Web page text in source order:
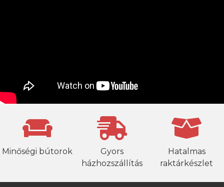
Minőségi bútorok
Gyors
házhozszállítás
Hatalmas
raktárkészlet